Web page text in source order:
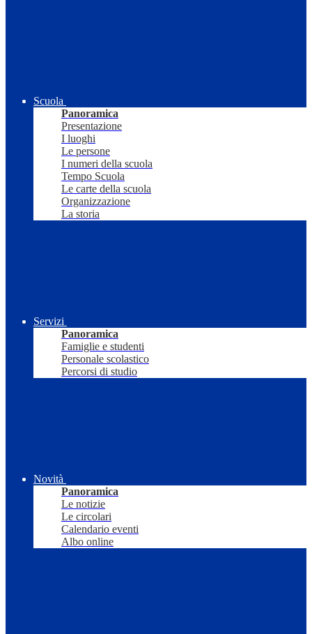
Scuola
Panoramica
Presentazione
I luoghi
Le persone
I numeri della scuola
Tempo Scuola
Le carte della scuola
Organizzazione
La storia
Servizi
Panoramica
Famiglie e studenti
Personale scolastico
Percorsi di studio
Novità
Panoramica
Le notizie
Le circolari
Calendario eventi
Albo online